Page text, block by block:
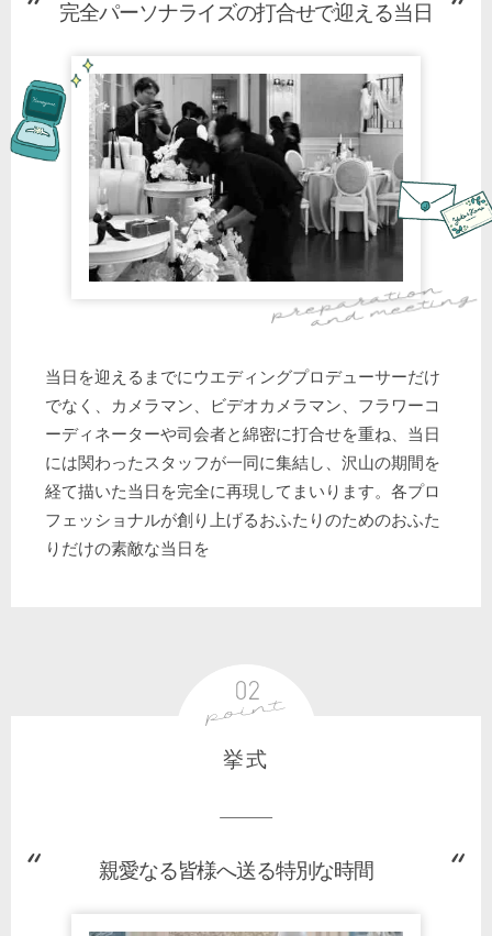
完全パーソナライズの打合せで迎える当日
当日を迎えるまでにウエディングプロデューサーだけ
でなく、カメラマン、ビデオカメラマン、フラワーコ
ーディネーターや司会者と綿密に打合せを重ね、当日
には関わったスタッフが一同に集結し、沢山の期間を
経て描いた当日を完全に再現してまいります。各プロ
フェッショナルが創り上げるおふたりのためのおふた
りだけの素敵な当日を
挙式
親愛なる皆様へ送る特別な時間